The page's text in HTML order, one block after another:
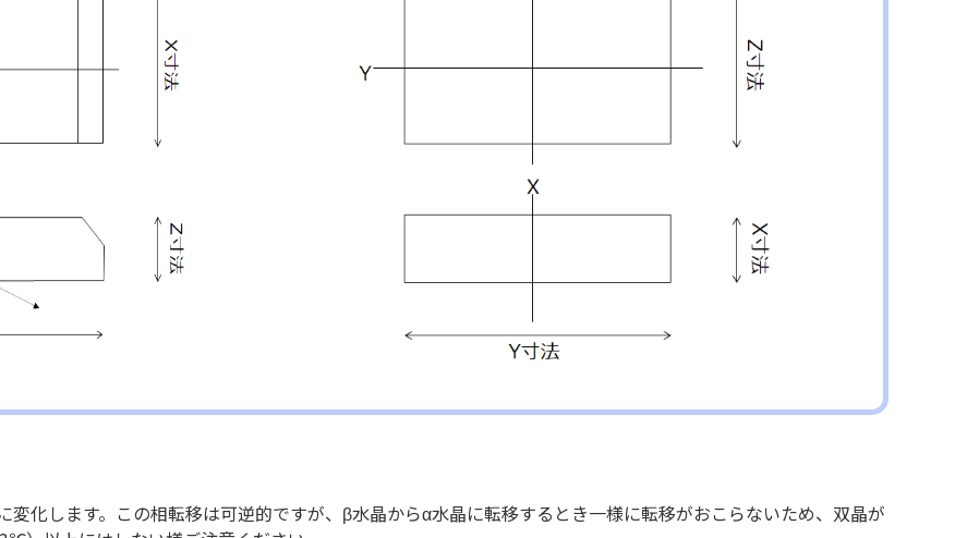
化します。この相転移は可逆的ですが、β水晶からα水晶に転移するとき一様に転移がおこらないため、双晶が